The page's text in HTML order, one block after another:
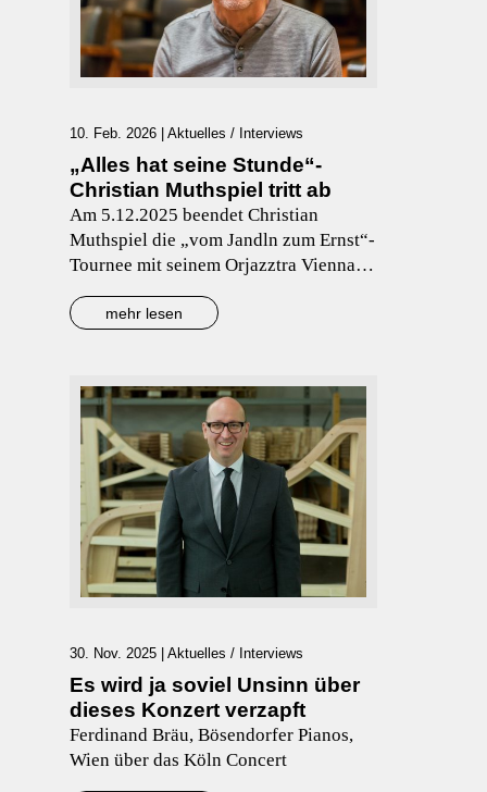
„Alles hat seine Stunde“-
Christian Muthspiel tritt ab
10. Feb. 2026 Aktuelles / Interviews
Am 5.12.2025 beendet Christian
Muthspiel die „vom Jandln zum Ernst“-
Tournee mit seinem Orjazztra Vienna in
überhaupt. Er tritt ab von der Bühne
st – in Jazz & „Klassik“.
mehr lesen
Es wird ja soviel Unsinn über
dieses Konzert verzapft
30. Nov. 2025 | Aktuelles / Interviews
Ferdinand Bräu, Bösendorfer Pianos,
Wien über das Köln Concert